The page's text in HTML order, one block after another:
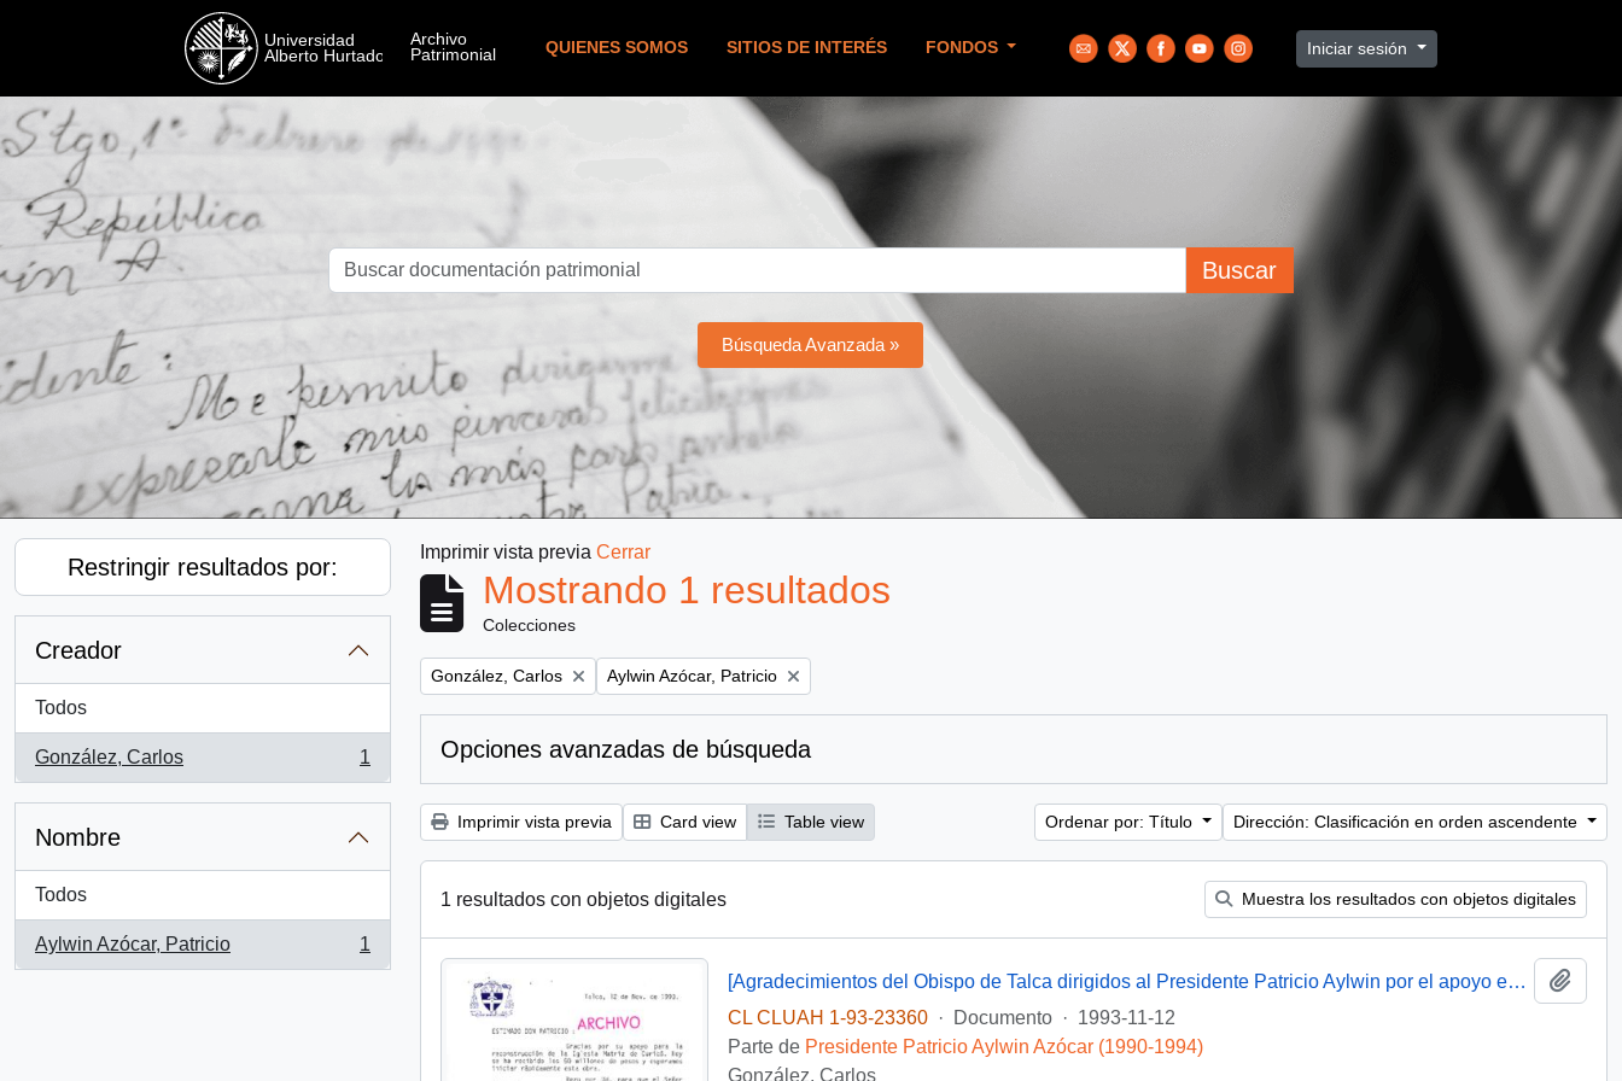
QUIENES SOMOS SITIOS DE INTERÉS FONDOS Iniciar sesión
Buscar
Búsqueda Avanzada »
Restringir resultados por:
Creador
Todos
González, Carlos
, 1 resultados
1
Nombre
Todos
Aylwin Azócar, Patricio
, 1 resultados
1
Imprimir vista previa Cerrar
Mostrando 1 resultados
Colecciones
Remove filter:
González, Carlos Remove filter:
Aylwin Azócar, Patricio
Opciones avanzadas de búsqueda
Imprimir vista previa Card view Table view Ordenar por: Título Dirección: Clasificación en orden ascendente
1 resultados con objetos digitales Muestra los resultados con objetos digitales
[Agradecimientos del Obispo de Talca dirigidos al Presidente Patricio Aylwin por el apoyo en la reconstrucción de la Iglesia Matriz de Curicó]
CL CLUAH 1-93-23360
· Documento · 1993-11-12
Parte de Presidente Patricio Aylwin Azócar (1990-1994)
González, Carlos